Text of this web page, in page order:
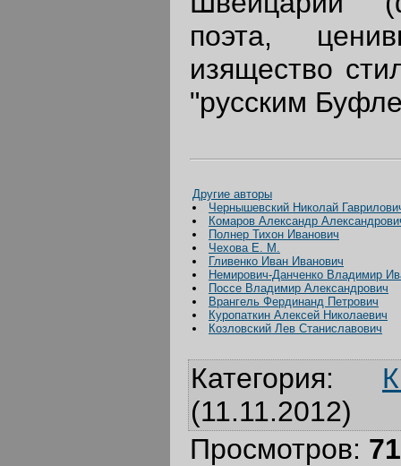
поэта,
изящество
"русским
Другие авторы
Чернышевский Николай
Комаров Александр
Полнер Тихон Иванович
Чехова Е. М.
Гливенко Иван Иванович
Немирович-Данченко Владимир
Поссе Владимир Александрович
Врангель Фердинанд Петрович
Куропаткин Алексей Николаевич
Козловский Лев Станиславович
Категория:
(11.11.2012)
Просмотров: